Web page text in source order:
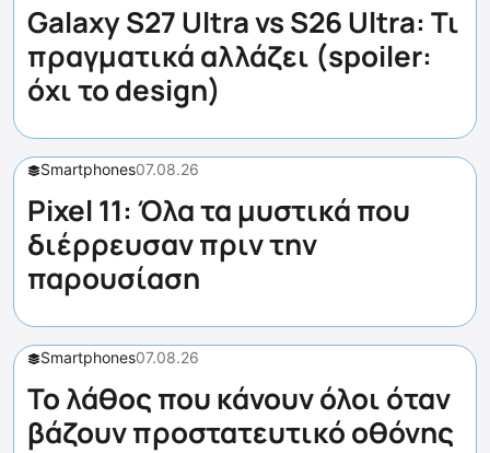
Galaxy S27 Ultra vs S26 Ultra: Τι
πραγματικά αλλάζει (spoiler:
όχι το design)
Smartphones07.08.26
Pixel 11: Όλα τα μυστικά που
διέρρευσαν πριν την
παρουσίαση
Smartphones07.08.26
Το λάθος που κάνουν όλοι όταν
βάζουν προστατευτικό οθόνης